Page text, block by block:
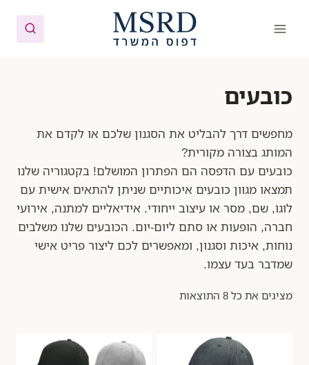
כובעים
מחפשים דרך להבליט את הסגנון שלכם או לקדם את
המותג בצורה מקורית?
כובעים עם הדפסה הם הפתרון המושלם! בקטגוריה שלנו
תמצאו מגוון כובעים איכותיים שניתן להתאים אישית עם
לוגו, שם, מסר או עיצוב ייחודי. אידיאליים למתנה, אירועי
חברה, הופעות או סתם ליום-יום. הכובעים שלנו משלבים
נוחות, איכות וסגנון, ומאפשרים לכם ליצור פריט אישי
שמדבר בעד עצמו.
מציגים את כל ⁦8⁩ התוצאות